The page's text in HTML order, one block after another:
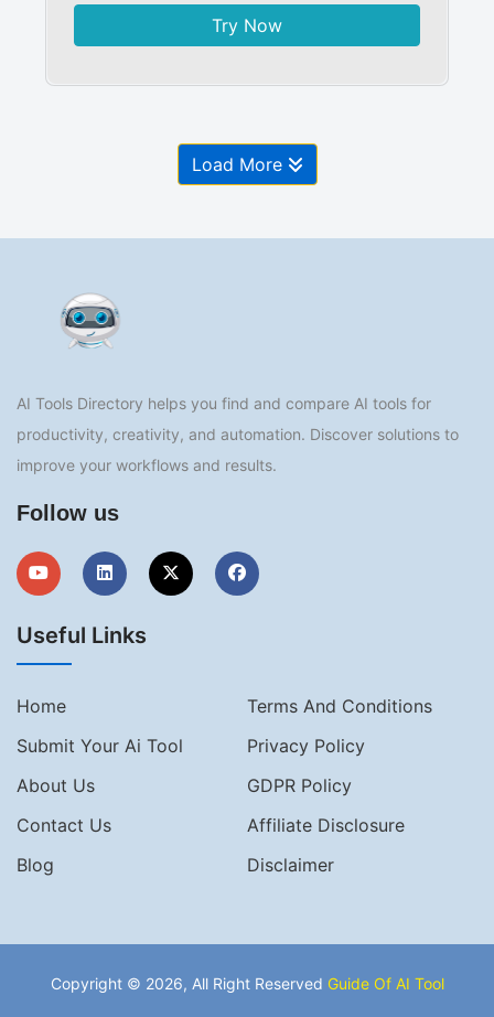
Try Now
Load More
AI Tools Directory helps you find and compare AI tools for
productivity, creativity, and automation. Discover solutions to
improve your workflows and results.
Follow us
Useful Links
Home
Terms And Conditions
Submit Your Ai Tool
Privacy Policy
About Us
GDPR Policy
Contact Us
Affiliate Disclosure
Blog
Disclaimer
Copyright © 2026, All Right Reserved Guide Of AI Tool